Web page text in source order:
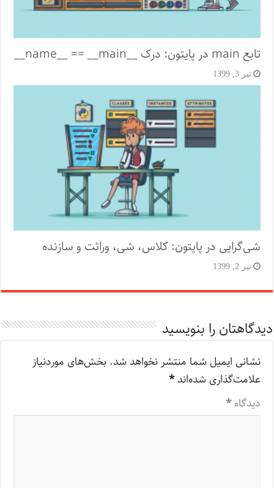
تابع main در پایتون: درک __name__ == __main__
تیر 3, 1399
شی‌گرایی در پایتون: کلاس، شی، وراثت و سازنده
تیر 2, 1399
دیدگاهتان را بنویسید
نشانی ایمیل شما منتشر نخواهد شد. بخش‌های موردنیاز
علامت‌گذاری شده‌اند*
دیدگاه*